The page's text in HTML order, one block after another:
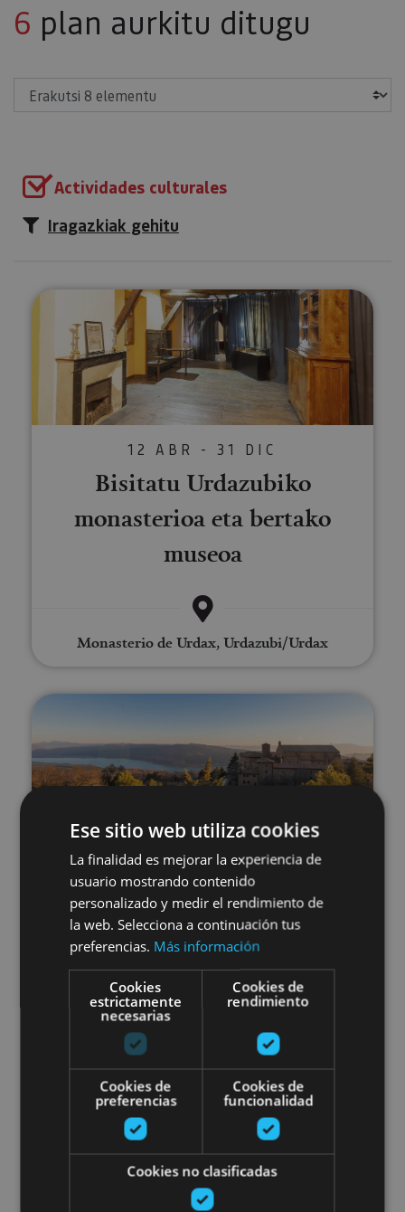
6 plan aurkitu ditugu
Actividades culturales
Iragazkiak gehitu
Bisitatu Urdazubiko
12 ABR - 31 DIC
Bisitatu Urdazubiko
monasterioa eta bertako
museoa
Monasterio de Urdax, Urdazubi/Urdax
01 ENE - 31 DIC
Bisitaldia Leireko
monasteriora
Monasterio de Leyre, Yesa
Visita guiada por las leyendas
Ese sitio web utiliza cookies
La finalidad es mejorar la experiencia de
usuario mostrando contenido
personalizado y medir el rendimiento de
la web. Selecciona a continuación tus
preferencias. Más información
Cookies
estrictamente
necesarias
Cookies de
rendimiento
Cookies de
preferencias
Cookies de
funcionalidad
Cookies no clasificadas